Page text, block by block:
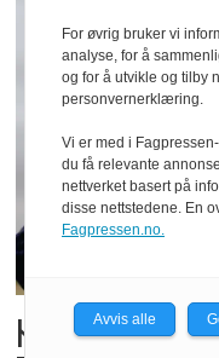
For øvrig bruker vi
analyse, for å
og for å utvikle og tilby
personvernerklæring.
Vi er med i
du få relevante
nettverket basert på
disse nettstedene. En
Fagpressen.no.
Avvis alle